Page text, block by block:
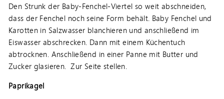
Den Strunk der Baby-Fenchel-Viertel so weit abschneiden,
dass der Fenchel noch seine Form behält. Baby Fenchel und
Karotten in Salzwasser blanchieren und anschließend im
Eiswasser abschrecken. Dann mit einem Küchentuch
abtrocknen. Anschließend in einer Panne mit Butter und
Zucker glasieren. Zur Seite stellen.
Paprikagel